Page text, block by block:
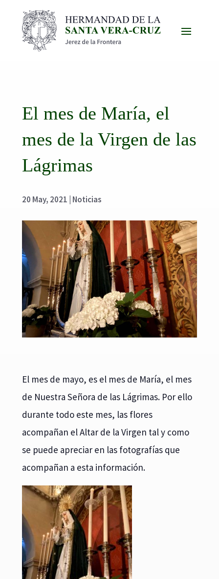
El mes de María, el
mes de la Virgen de las
Lágrimas
20 May, 2021 Noticias
El mes de mayo, es el mes de María, el mes
de Nuestra Señora de las Lágrimas. Por ello
durante todo este mes, las flores
acompañan el Altar de la Virgen tal y como
se puede apreciar en las fotografías que
acompañan a esta información.